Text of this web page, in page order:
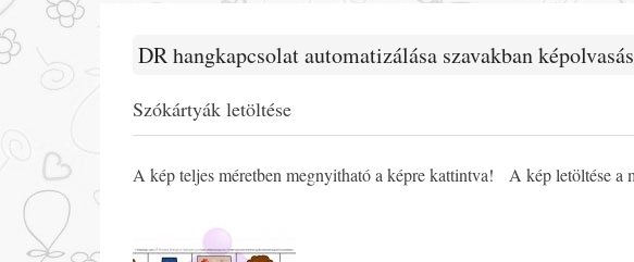
DR hangkapcsolat automatizálása szavakban
Szókártyák letöltése
A kép teljes méretben megnyitható a képre kattintva! A kép letöltése a